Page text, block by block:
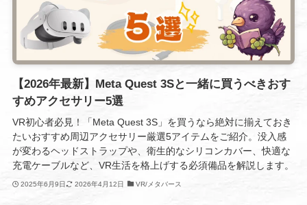
【2026年最新】Meta Quest 3Sと一緒に買うべきおす
すめアクセサリー5選
VR初心者必見！「Meta Quest 3S」を買うなら絶対に揃えておき
たいおすすめ周辺アクセサリー厳選5アイテムをご紹介。没入感
が変わるヘッドストラップや、衛生的なシリコンカバー、快適な
充電ケーブルなど、VR生活を格上げする必須備品を解説します。
2025年6月9日 2026年4月12日 VR/メタバース